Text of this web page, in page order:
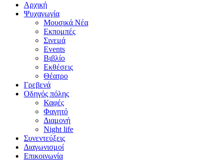
Αρχική
Ψυχαγωγία
Μουσικά Νέα
Εκπομπές
Σινεμά
Events
Βιβλίο
Εκθέσεις
Θέατρο
Γρεβενά
Οδηγός πόλης
Καφές
Φαγητό
Διαμονή
Night life
Συνεντεύξεις
Διαγωνισμοί
Επικοινωνία